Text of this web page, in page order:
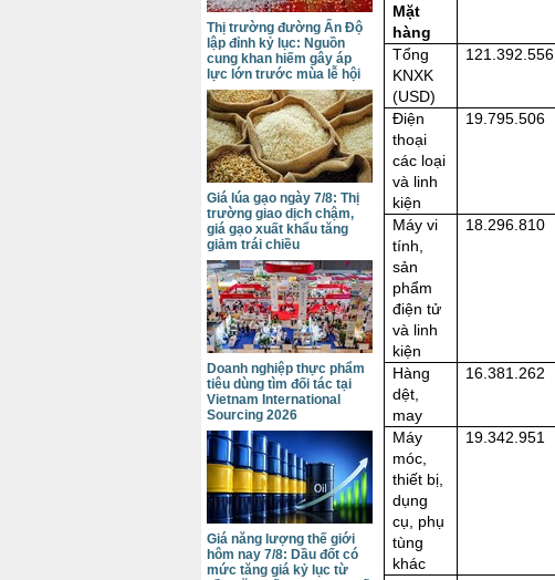
Mặt
hàng
Tổng
KNXK
(USD)
121.392.556
Điện
thoại
các loại
và linh
kiện
19.795.506
Máy vi
tính,
sản
phẩm
điện tử
và linh
kiện
18.296.810
Hàng
dệt,
may
16.381.262
Máy
móc,
thiết bị,
dụng
cụ, phụ
tùng
khác
19.342.951
Thị trường đường Ấn Độ
lập đỉnh kỷ lục: Nguồn
cung khan hiếm gây áp
lực lớn trước mùa lễ hội
Giá lúa gạo ngày 7/8: Thị
trường giao dịch chậm,
giá gạo xuất khẩu tăng
giảm trái chiều
Doanh nghiệp thực phẩm
tiêu dùng tìm đối tác tại
Vietnam International
Sourcing 2026
Giá năng lượng thế giới
hôm nay 7/8: Dầu đốt có
mức tăng giá kỷ lục từ